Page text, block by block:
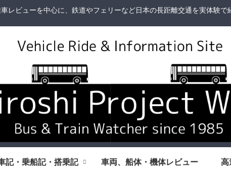
レビューを中心に、鉄道やフェリーなど日本の長距離交通を実体験で
記・乗船記・搭乗記 車両、船体・機体レビュー 高